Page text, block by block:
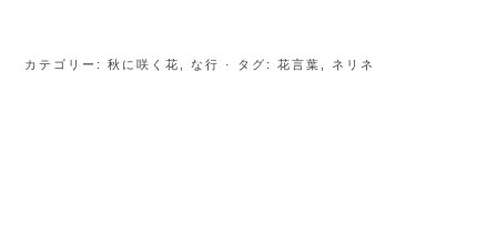
カテゴリー:秋に咲く花 ,な行 · タグ:花言葉 ネリネ